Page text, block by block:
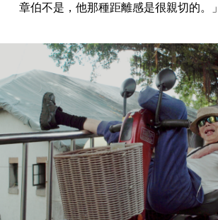
章伯不是，他那種距離感是很親切的。」